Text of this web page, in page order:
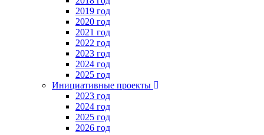
2019 год
2020 год
2021 год
2022 год
2023 год
2024 год
2025 год
Инициативные проекты
2023 год
2024 год
2025 год
2026 год